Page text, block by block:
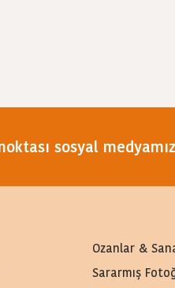
sosyal
Ozanlar &
Sararmış